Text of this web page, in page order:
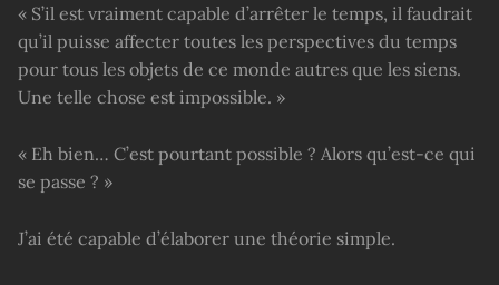
« S’il est vraiment capable d’arrêter le temps, il faudrait
qu’il puisse affecter toutes les perspectives du temps
pour tous les objets de ce monde autres que les siens.
Une telle chose est impossible. »
« Eh bien… C’est pourtant possible ? Alors qu’est-ce qui
se passe ? »
J’ai été capable d’élaborer une théorie simple.